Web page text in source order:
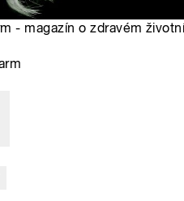
- magazín o zdravém